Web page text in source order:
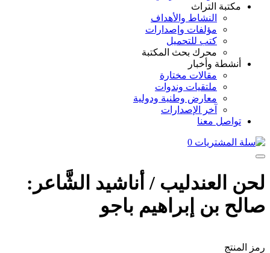
مكتبة التراث
النشاط والأهداف
مؤلفات وإصدارات
كتب للتحميل
محرك بحث المكتبة
أنشطة وأخبار
مقالات مختارة
ملتقيات وندوات
معارض وطنية ودولية
آخر الإصدارات
تواصل معنا
0
لحن العندليب / أناشيد الشَّاعر:
صالح بن إبراهيم باجو
رمز المنتج